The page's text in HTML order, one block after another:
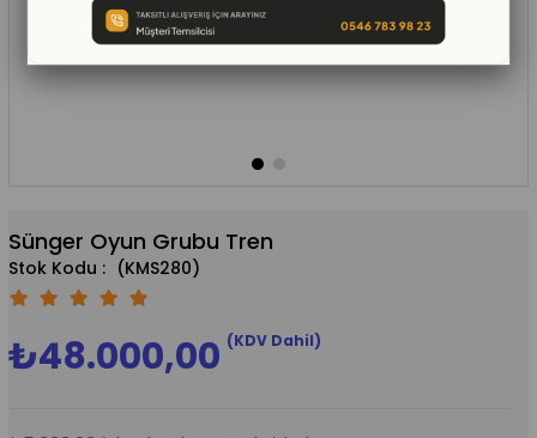
Sünger Oyun Grubu Tren
(KMS280)
₺48.000,00 (KDV Dahil)